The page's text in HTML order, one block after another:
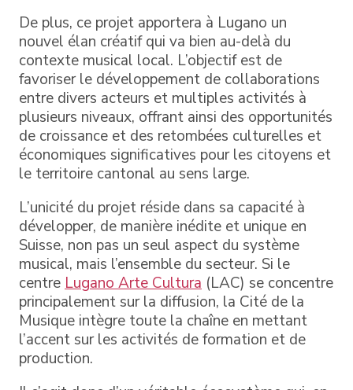
De plus, ce projet apportera à Lugano un
nouvel élan créatif qui va bien au-delà du
contexte musical local. L’objectif est de
favoriser le développement de collaborations
entre divers acteurs et multiples activités à
plusieurs niveaux, offrant ainsi des opportunités
de croissance et des retombées culturelles et
économiques significatives pour les citoyens et
le territoire cantonal au sens large.
L’unicité du projet réside dans sa capacité à
développer, de manière inédite et unique en
Suisse, non pas un seul aspect du système
musical, mais l’ensemble du secteur. Si le
centre Lugano Arte Cultura (LAC) se concentre
principalement sur la diffusion, la Cité de la
Musique intègre toute la chaîne en mettant
l’accent sur les activités de formation et de
production.